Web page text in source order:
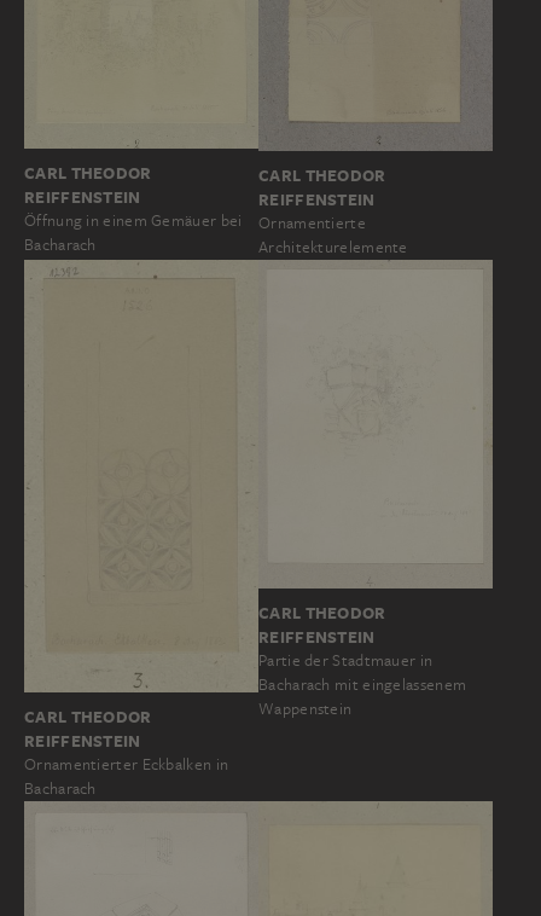
CARL THEODOR
REIFFENSTEIN
Öffnung in einem Gemäuer bei
Bacharach
CARL THEODOR
REIFFENSTEIN
Ornamentierte
Architekturelemente
CARL THEODOR
REIFFENSTEIN
Ornamentierter Eckbalken in
Bacharach
CARL THEODOR
REIFFENSTEIN
Partie der Stadtmauer in
Bacharach mit eingelassenem
Wappenstein